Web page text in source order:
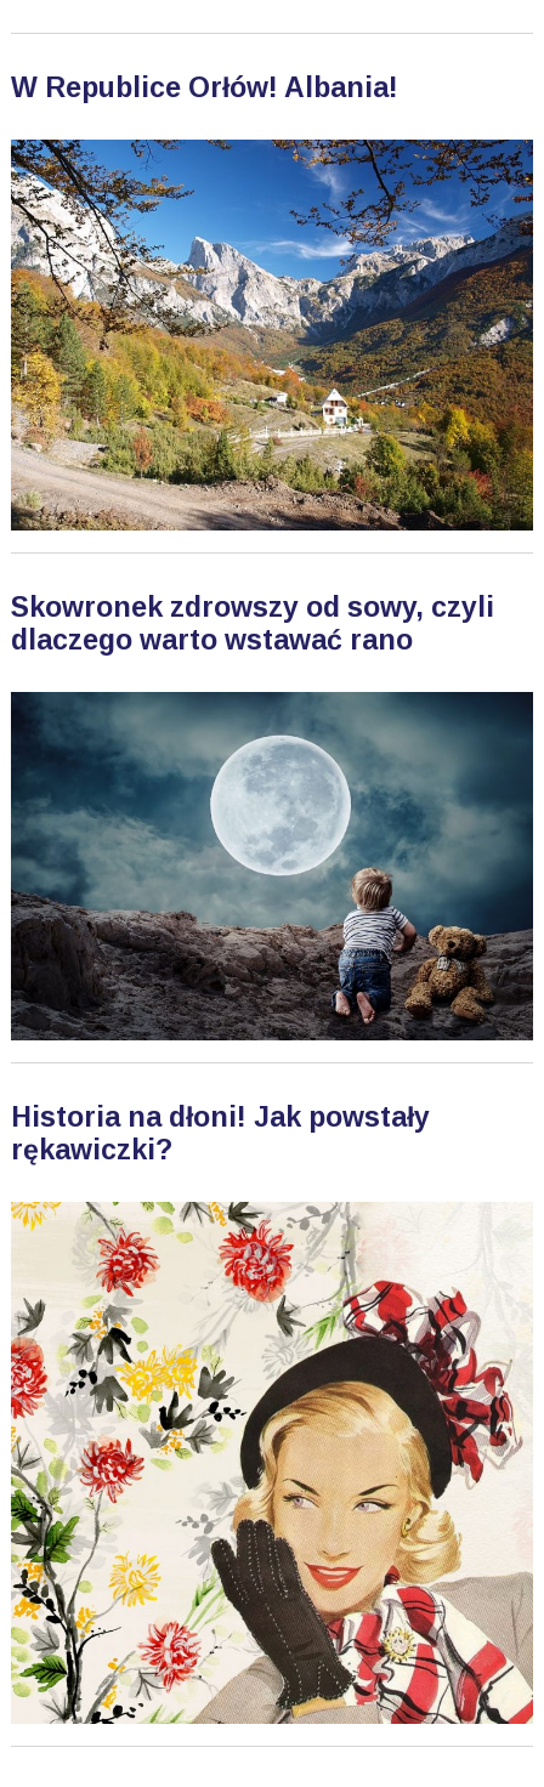
W Republice Orłów! Albania!
Skowronek zdrowszy od sowy, czyli
dlaczego warto wstawać rano
Historia na dłoni! Jak powstały
rękawiczki?